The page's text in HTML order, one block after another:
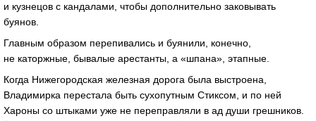
и кузнецов с кандалами, чтобы дополнительно заковывать
буянов.
Главным образом перепивались и буянили, конечно,
не каторжные, бывалые арестанты, а «шпана», этапные.
Когда Нижегородская железная дорога была выстроена,
Владимирка перестала быть сухопутным Стиксом, и по ней
Хароны со штыками уже не переправляли в ад души грешников.